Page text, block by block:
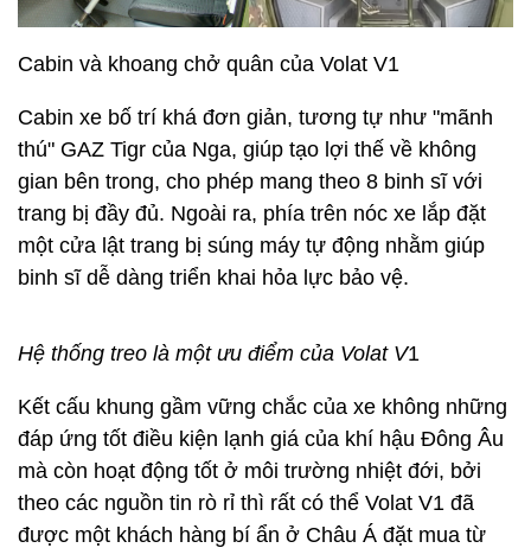
Cabin và khoang chở quân của Volat V1
Cabin xe bố trí khá đơn giản, tương tự như "mãnh
thú" GAZ Tigr của Nga, giúp tạo lợi thế về không
gian bên trong, cho phép mang theo 8 binh sĩ với
trang bị đầy đủ. Ngoài ra, phía trên nóc xe lắp đặt
một cửa lật trang bị súng máy tự động nhằm giúp
binh sĩ dễ dàng triển khai hỏa lực bảo vệ.
Hệ thống treo là một ưu điểm của Volat V1
Kết cấu khung gầm vững chắc của xe không những
đáp ứng tốt điều kiện lạnh giá của khí hậu Đông Âu
mà còn hoạt động tốt ở môi trường nhiệt đới, bởi
theo các nguồn tin rò rỉ thì rất có thể Volat V1 đã
được một khách hàng bí ẩn ở Châu Á đặt mua từ